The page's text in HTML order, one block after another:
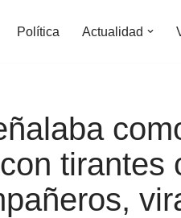
Política Actualidad
tirantes